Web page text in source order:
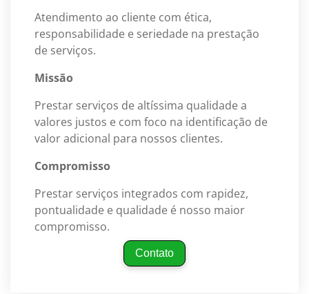
Atendimento ao cliente com ética,
responsabilidade e seriedade na prestação
de serviços.
Missão
Prestar serviços de altíssima qualidade a
valores justos e com foco na identificação de
valor adicional para nossos clientes.
Compromisso
Prestar serviços integrados com rapidez,
pontualidade e qualidade é nosso maior
compromisso.
Contato